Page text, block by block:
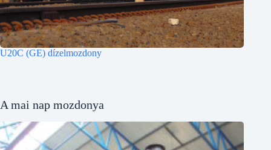
U20C (GE) dízelmozdony
A mai nap mozdonya